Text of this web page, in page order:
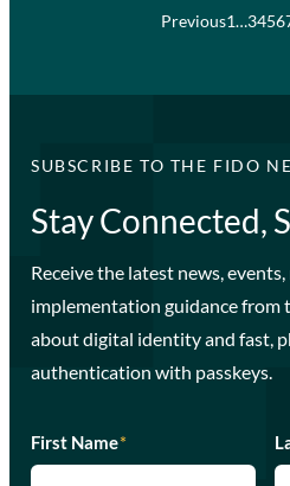
Previous1…3456
SUBSCRIBE TO THE FIDO
Stay Connected,
Receive the latest news,
implementation guidance from
about digital identity and fast,
authentication with passkeys.
First Name*